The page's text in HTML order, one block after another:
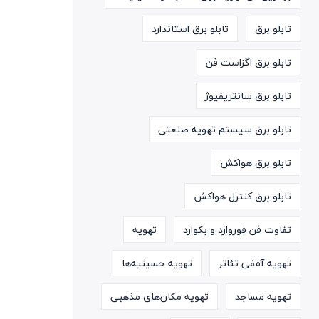
تابلو برق
تابلو برق استاندارد
تابلو برق اگزاست فن
تابلو برق سانتریفیوژ
تابلو برق سیستم تهویه صنعتی
تابلو برق هواکش
تابلو برق کنترل هواکش
تفاوت فن فوروارد و بکوارد
تهویه
تهویه آمفی تئاتر
تهویه حسینیه‌ها
تهویه مساجد
تهویه مکان‌های مذهبی